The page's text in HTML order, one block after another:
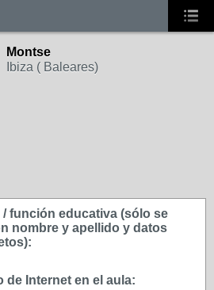
Montse
Ibiza ( Baleares)
/ función educativa (sólo se
nombre y apellido y datos
de Internet en el aula: